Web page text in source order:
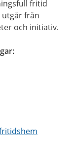
fritid
utgår från
och initiativ.